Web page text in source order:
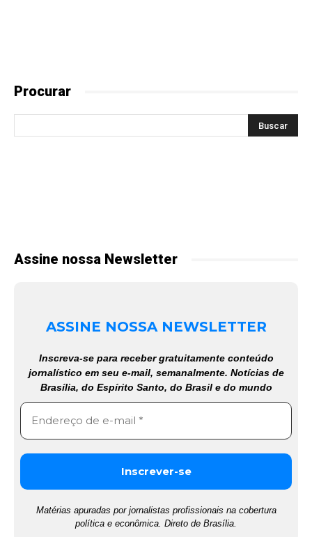
Procurar
Assine nossa Newsletter
ASSINE NOSSA NEWSLETTER
Inscreva-se para receber gratuitamente conteúdo
jornalístico em seu e-mail, semanalmente. Notícias de
Brasília, do Espírito Santo, do Brasil e do mundo
Matérias apuradas por jornalistas profissionais na cobertura
política e econômica. Direto de Brasília.